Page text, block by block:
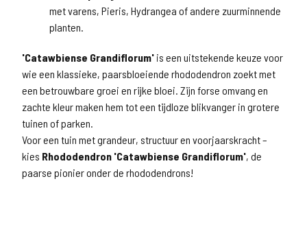
met varens, Pieris, Hydrangea of andere zuurminnende
planten.
'Catawbiense Grandiflorum' is een uitstekende keuze voor
wie een klassieke, paarsbloeiende rhododendron zoekt met
een betrouwbare groei en rijke bloei. Zijn forse omvang en
zachte kleur maken hem tot een tijdloze blikvanger in grotere
tuinen of parken.
Voor een tuin met grandeur, structuur en voorjaarskracht –
kies Rhododendron 'Catawbiense Grandiflorum', de
paarse pionier onder de rhododendrons!